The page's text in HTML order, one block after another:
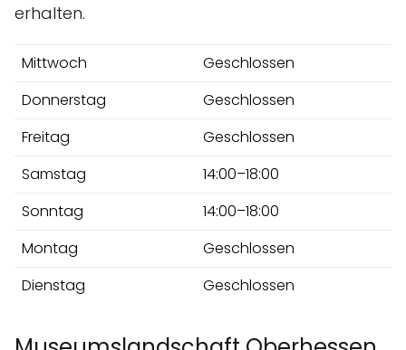
erhalten.
Mittwoch
Geschlossen
Donnerstag
Geschlossen
Freitag
Geschlossen
Samstag
14:00–18:00
Sonntag
14:00–18:00
Montag
Geschlossen
Dienstag
Geschlossen